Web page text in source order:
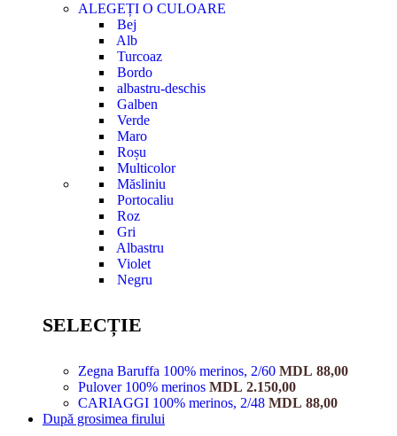
ALEGEȚI O CULOARE
Bej
Alb
Turcoaz
Bordo
albastru-deschis
Galben
Verde
Maro
Roșu
Multicolor
Măsliniu
Portocaliu
Roz
Gri
Albastru
Violet
Negru
SELECȚIE
Zegna Baruffa 100% merinos, 2/60 MDL 88,00
Pulover 100% merinos MDL 2.150,00
CARIAGGI 100% merinos, 2/48 MDL 88,00
După grosimea firului